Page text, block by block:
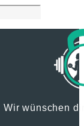
Wir wünschen